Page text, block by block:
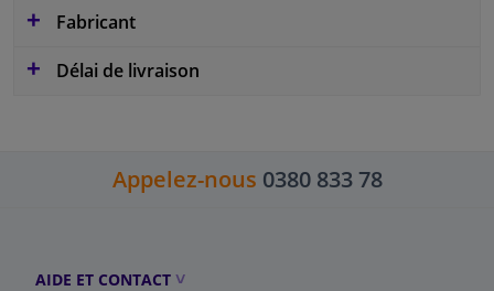
Fabricant
Délai de livraison
Appelez-nous 0380 833 78
AIDE ET CONTACT